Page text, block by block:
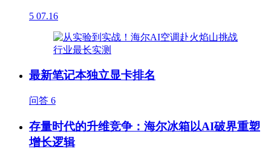
5 07.16
最新笔记本独立显卡排名
问答 6
存量时代的升维竞争：海尔冰箱以AI破界重塑
增长逻辑